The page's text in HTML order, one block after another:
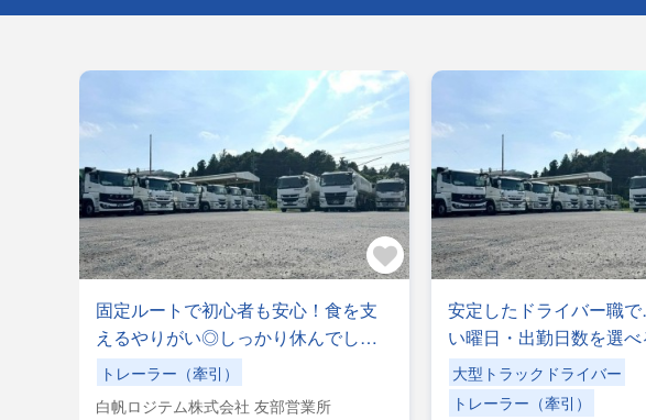
固定ルートで初心者も安心！食を支
えるやりがい◎しっかり休んでしっ
かり稼げる職場！午前10時出社＆20
時退社！
トレーラー（牽引）
白帆ロジテム株式会社 友部営業所
安定したドライバー職
い曜日・出勤日数を選
みもOK／手積みした手
事なし！
大型トラックドライバー
トレーラー（牽引）